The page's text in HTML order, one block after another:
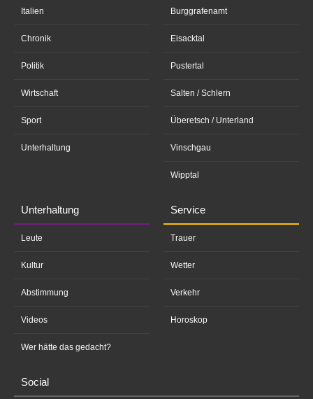
Italien
Chronik
Politik
Wirtschaft
Sport
Unterhaltung
Burggrafenamt
Eisacktal
Pustertal
Salten / Schlern
Überetsch / Unterland
Vinschgau
Wipptal
Unterhaltung
Leute
Kultur
Abstimmung
Videos
Wer hätte das gedacht?
Service
Trauer
Wetter
Verkehr
Horoskop
Social